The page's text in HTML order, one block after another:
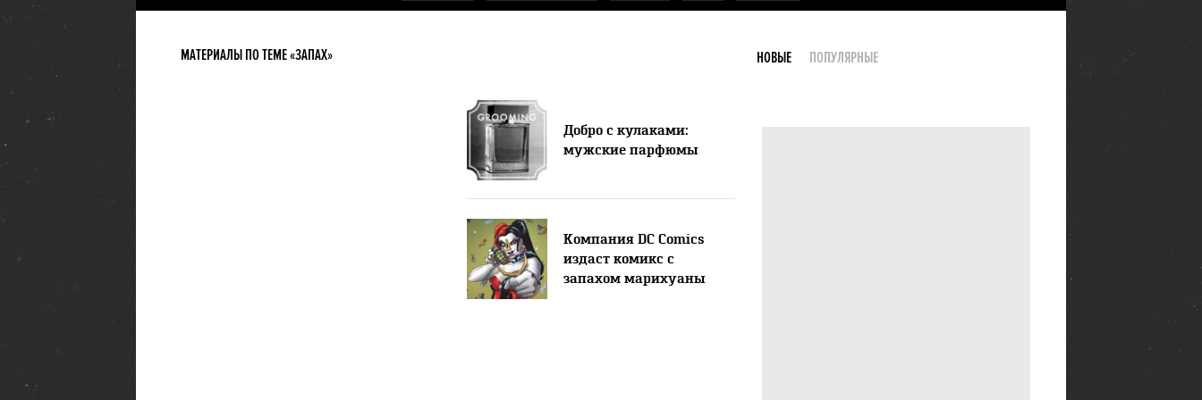
МАТЕРИАЛЫ ПО ТЕМЕ «ЗАПАХ» НОВЫЕ ПОПУЛЯРНЫЕ
Добро с кулаками:
мужские парфюмы
Компания DC Comics
издаст комикс с
запахом марихуаны